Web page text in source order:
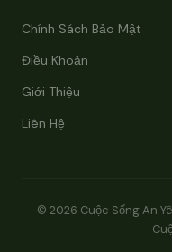
Chính Sách Bảo Mật
Điều Khoản
Giới Thiệu
Liên Hệ
© 2026 Cuộc Sống An